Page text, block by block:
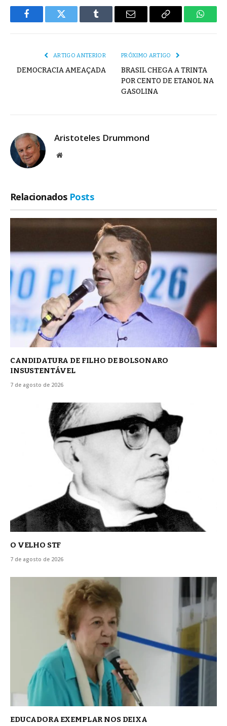
FacebookTwitter Tumblr
E-
Copiar
ARTIGO ANTERIOR
DEMOCRACIA AMEAÇADA
PRÓXIMO ARTIGO
BRASIL CHEGA A TRINTA
POR CENTO DE ETANOL NA
GASOLINA
Aristoteles Drummond
Site
Relacionados Posts
CANDIDATURA DE FILHO DE BOLSONARO
INSUSTENTÁVEL
7 de agosto de 2026
O VELHO STF
7 de agosto de 2026
EDUCADORA EXEMPLAR NOS DEIXA